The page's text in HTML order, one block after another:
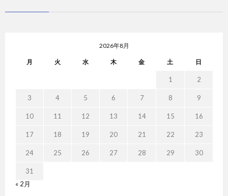
2026年8月
月 火 水 木 金 土 日
1 2
3 4 5 6 7 8 9
10 11 12 13 14 15 16
17 18 19 20 21 22 23
24 25 26 27 28 29 30
31
« 2月